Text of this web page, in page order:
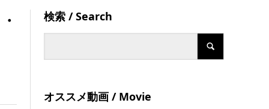
検索 / Search
オススメ動画 / Movie